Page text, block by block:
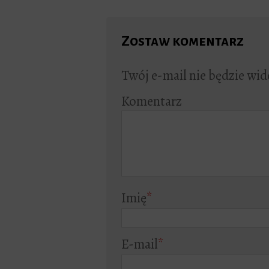
Zostaw komentarz
Twój e-mail nie będzie
Komentarz
Imię*
E-mail*